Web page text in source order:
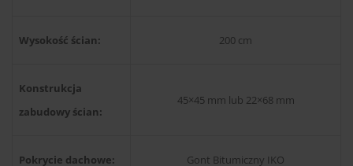
Wysokość ścian: 200 cm
Konstrukcja
zabudowy ścian:
45×45 mm lub 22×68 mm
Pokrycie dachowe: Gont Bitumiczny IKO